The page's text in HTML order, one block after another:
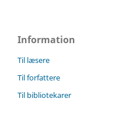
Information
Til læsere
Til forfattere
Til bibliotekarer